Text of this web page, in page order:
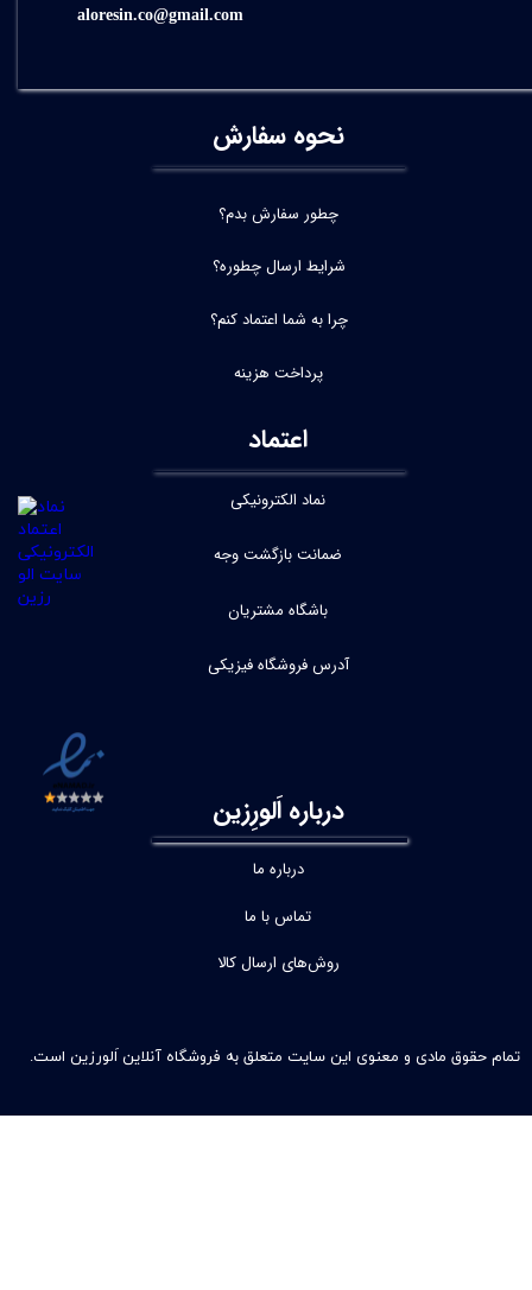
aloresin.co@gmail.com
نحوه سفارش
چطور سفارش بدم؟
شرایط ارسال چطوره؟
چرا به شما اعتماد کنم؟
پرداخت هزینه
تمام حقوق مادی و معنوی این سایت متعلق به فروشگاه آنلاین اَلورزین است.
اعتماد
نماد الکترونیکی
ضمانت بازگشت وجه
باشگاه مشتریان
آدرس فروشگاه فیزیکی
درباره اَلورِزین
درباره ما
تماس با ما
روش‌های ارسال کالا